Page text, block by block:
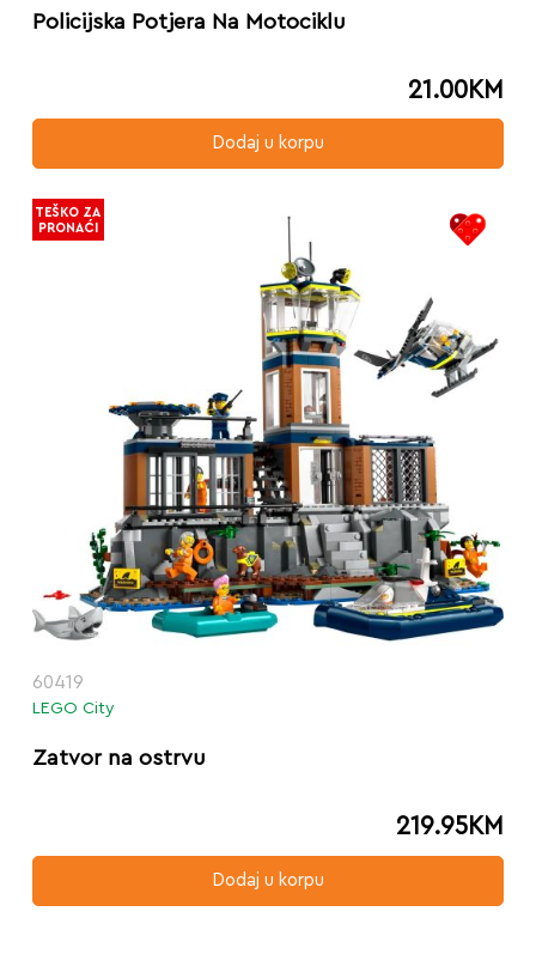
Policijska Potjera Na Motociklu
21.00KM
Dodaj u korpu
60419
LEGO City
Zatvor na ostrvu
219.95KM
Dodaj u korpu
TEŠKO ZA
PRONAĆI